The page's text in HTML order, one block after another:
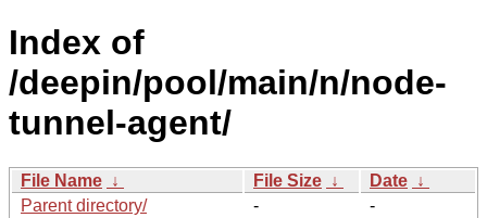
Index of
/deepin/pool/main/n/node-
tunnel-agent/
File Name ↓ File Size ↓ Date ↓
Parent directory/
-
-